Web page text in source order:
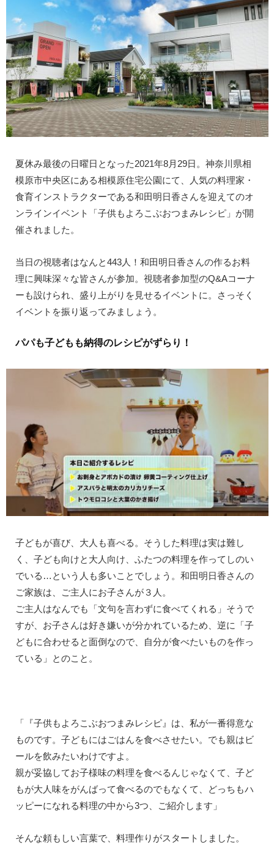
夏休み最後の日曜日となった2021年8月29日。神奈川県相
模原市中央区にある相模原住宅公園にて、人気の料理家・
食育インストラクターである和田明日香さんを迎えてのオ
ンラインイベント「子供もよろこぶおつまみレシピ」が開
催されました。
当日の視聴者はなんと443人！和田明日香さんの作るお料
理に興味深々な皆さんが参加。視聴者参加型のQ&Aコーナ
ーも設けられ、盛り上がりを見せるイベントに。さっそく
イベントを振り返ってみましょう。
パパも子どもも納得のレシピがずらり！
子どもが喜び、大人も喜べる。そうした料理は実は難し
く、子ども向けと大人向け、ふたつの料理を作ってしのい
でいる…という人も多いことでしょう。和田明日香さんの
ご家族は、ご主人にお子さんが３人。
ご主人はなんでも「文句を言わずに食べてくれる」そうで
すが、お子さんは好き嫌いが分かれているため、逆に「子
どもに合わせると面倒なので、自分が食べたいものを作っ
ている」とのこと。
「『子供もよろこぶおつまみレシピ』は、私が一番得意な
ものです。子どもにはごはんを食べさせたい。でも親はビ
ールを飲みたいわけですよ。
親が妥協してお子様味の料理を食べるんじゃなくて、子ど
もが大人味をがんばって食べるのでもなくて、どっちもハ
ッピーになれる料理の中から3つ、ご紹介します」
そんな頼もしい言葉で、料理作りがスタートしました。